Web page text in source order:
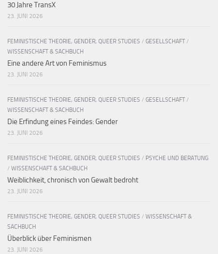
30 Jahre TransX
23. JUNI 2026
FEMINISTISCHE THEORIE, GENDER, QUEER STUDIES / GESELLSCHAFT /
WISSENSCHAFT & SACHBUCH
Eine andere Art von Feminismus
23. JUNI 2026
FEMINISTISCHE THEORIE, GENDER, QUEER STUDIES / GESELLSCHAFT /
WISSENSCHAFT & SACHBUCH
Die Erfindung eines Feindes: Gender
23. JUNI 2026
FEMINISTISCHE THEORIE, GENDER, QUEER STUDIES / PSYCHE UND BERATUNG
/ WISSENSCHAFT & SACHBUCH
Weiblichkeit, chronisch von Gewalt bedroht
23. JUNI 2026
FEMINISTISCHE THEORIE, GENDER, QUEER STUDIES / WISSENSCHAFT &
SACHBUCH
Überblick über Feminismen
23. JUNI 2026